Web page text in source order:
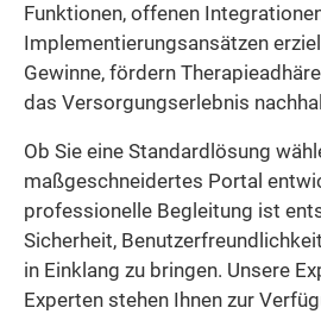
Funktionen, offenen
Implementierungsansätzen
Gewinne, fördern
das Versorgungserlebnis
Ob Sie eine Standardlösung
maßgeschneidertes Portal
professionelle Begleitung ist
Sicherheit,
in Einklang zu bringen. Unsere
Experten stehen Ihnen zur